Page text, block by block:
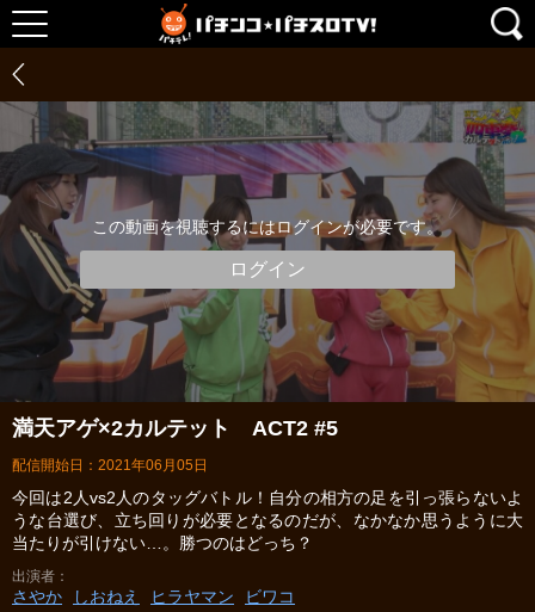
この動画を視聴するにはログインが必要です。
ログイン
満天アゲ×2カルテット ACT2 #5
配信開始日：2021年06月05日
今回は2人vs2人のタッグバトル！自分の相方の足を引っ張らないよ
うな台選び、立ち回りが必要となるのだが、なかなか思うように大
当たりが引けない…。勝つのはどっち？
出演者
さやか しおねえ ヒラヤマン ビワコ